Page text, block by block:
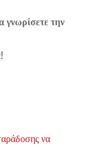
γνωρίσετε την
να